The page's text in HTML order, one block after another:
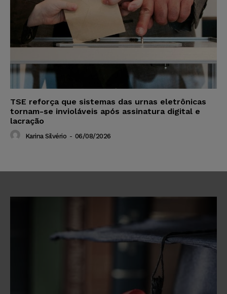
TSE reforça que sistemas das urnas eletrônicas
tornam-se invioláveis após assinatura digital e
lacração
Karina Silvério - 06/08/2026